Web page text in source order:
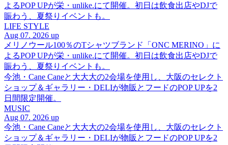
よるPOP UPが栄・unlike.にて開催。初日は飲食出店やDJで
賑わう、夏祭りイベントも。
LIFE STYLE
Aug 07. 2026 up
メリノウール100％のTシャツブランド「ONC MERINO」に
よるPOP UPが栄・unlike.にて開催。初日は飲食出店やDJで
賑わう、夏祭りイベントも。
今池・Cane Caneと大大大の2会場を使用し、大阪のセレクト
ショップ＆ギャラリー・DELIが物販とフードのPOP UPを2
日間限定開催。
MUSIC
Aug 07. 2026 up
今池・Cane Caneと大大大の2会場を使用し、大阪のセレクト
ショップ＆ギャラリー・DELIが物販とフードのPOP UPを2